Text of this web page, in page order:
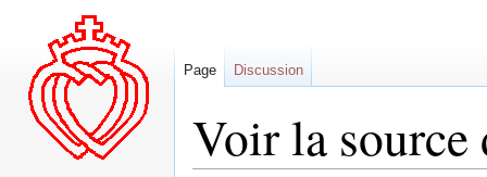
Voir la source
Page Discussion